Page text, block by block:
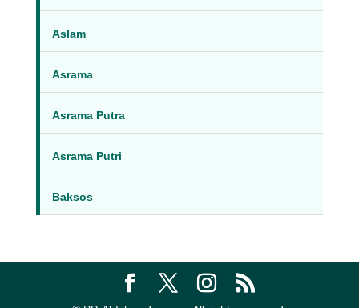
Aslam
Asrama
Asrama Putra
Asrama Putri
Baksos